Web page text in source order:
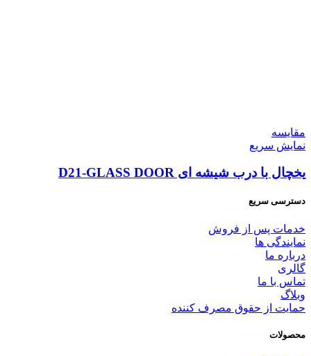
مقايسه
نمایش سریع
یخچال با درب شیشه ای D21-GLASS DOOR
دسترسی سریع
خدمات پس از فروش
نمایندگی ها
درباره ما
گالری
تماس با ما
وبلاگ
حمایت از حقوق مصرف کننده
محصولات